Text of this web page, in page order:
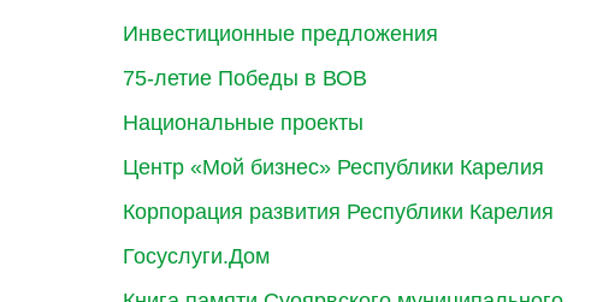
Инвестиционные предложения
75-летие Победы в ВОВ
Национальные проекты
Центр «Мой бизнес» Республики Карелия
Корпорация развития Республики Карелия
Госуслуги.Дом